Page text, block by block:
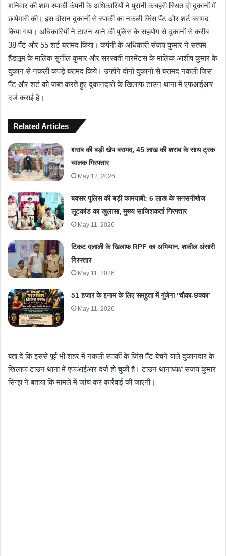
शनिवार की शाम स्पार्की कंपनी के अधिकारियों ने पुरानी कचहरी स्थित दो दुकानों में
छापेमारी की। इस दौरान दुकानों से स्पार्की का नकली जिंस पैंट और शर्ट बरामद
किया गया। अधिकारियों ने टाउन थाने की पुलिस के सहयोग से दुकानों से करीब
38 पैंट और 55 शर्ट बरामद किया। कपंनी के अधिकारी संजय कुमार ने सत्यम
हैंडलूम के मालिक सुनील कुमार और सरस्वती गारमेंटस के मालिक आशीष कुमार के
दुकान से नकली कपड़े बरामद किये। उन्होंने दोनों दुकानों से बरामद नकली जिंस
पैंट और शर्ट को जब्त करते हुए दुकानदारों के खिलाफ टाउन थाना में एफआईआर
दर्ज कराई है।
Related Articles
शराब की बड़ी खेप बरामद, 45 लाख की शराब के साथ ट्रक
चालक गिरफ्तार
May 12, 2026
बक्सर पुलिस की बड़ी कामयाबी: 6 लाख के सनसनीखेज
लूटकांड का खुलासा, मुख्य साजिशकर्ता गिरफ्तार
May 11, 2026
टिकट दलाली के खिलाफ RPF का अभियान, शकील अंसारी
गिरफ्तार
May 11, 2026
51 हजार के इनाम के लिए समहुता में गूंजेगा ‘चौका-छक्का’
May 11, 2026
बता दें कि इससे पूर्व भी शहर में नकली स्पार्की के जिंस पैंट बेचने वाले दुकानदार के
खिलाफ टाउन थाना में एफआईआर दर्ज हो चुकी है। टाउन थानाध्यक्ष संजय कुमार
सिन्हा ने बताया कि मामले में जांच कर कार्रवाई की जाएगी।